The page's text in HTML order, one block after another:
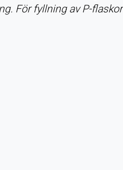
För fyllning av P-flaskor